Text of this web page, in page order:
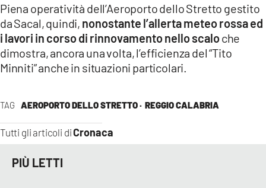
LACITYMAG.IT
ILREGGINO.IT
COSENZACHANNEL.IT
ILVIBONESE.IT
CATANZAROCHANNEL.IT
TAG AEROPORTO DELLO STRETTO · REGGIO CALABRIA
Tutti gli articoli diCronaca
Piena operatività dell’Aeroporto dello Stretto gestito
da Sacal, quindi, nonostante l’allerta meteo rossa ed
i lavori in corso di rinnovamento nello scaloche
dimostra, ancora una volta, l’efficienza del “Tito
Minniti” anche in situazioni particolari.
PIÙ LETTI